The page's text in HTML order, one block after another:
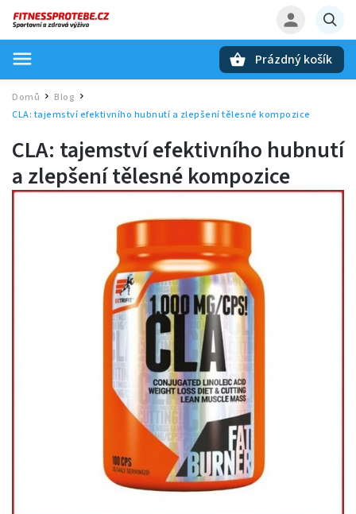
Prázdný košík
Domů / Blog /
CLA: tajemství efektivního hubnutí a zlepšení tělesné kompozice
CLA: tajemství efektivního hubnutí
a zlepšení tělesné kompozice